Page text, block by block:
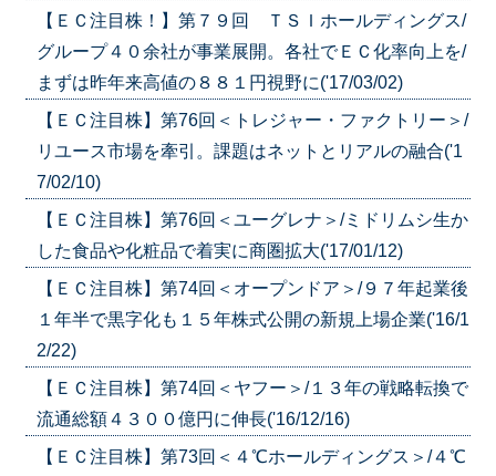
【ＥＣ注目株！】第７９回 ＴＳＩホールディングス/
グループ４０余社が事業展開。各社でＥＣ化率向上を/
まずは昨年来高値の８８１円視野に('17/03/02)
【ＥＣ注目株】第76回＜トレジャー・ファクトリー＞/
リユース市場を牽引。課題はネットとリアルの融合('1
7/02/10)
【ＥＣ注目株】第76回＜ユーグレナ＞/ミドリムシ生か
した食品や化粧品で着実に商圏拡大('17/01/12)
【ＥＣ注目株】第74回＜オープンドア＞/９７年起業後
１年半で黒字化も１５年株式公開の新規上場企業('16/1
2/22)
【ＥＣ注目株】第74回＜ヤフー＞/１３年の戦略転換で
流通総額４３００億円に伸長('16/12/16)
【ＥＣ注目株】第73回＜４℃ホールディングス＞/４℃